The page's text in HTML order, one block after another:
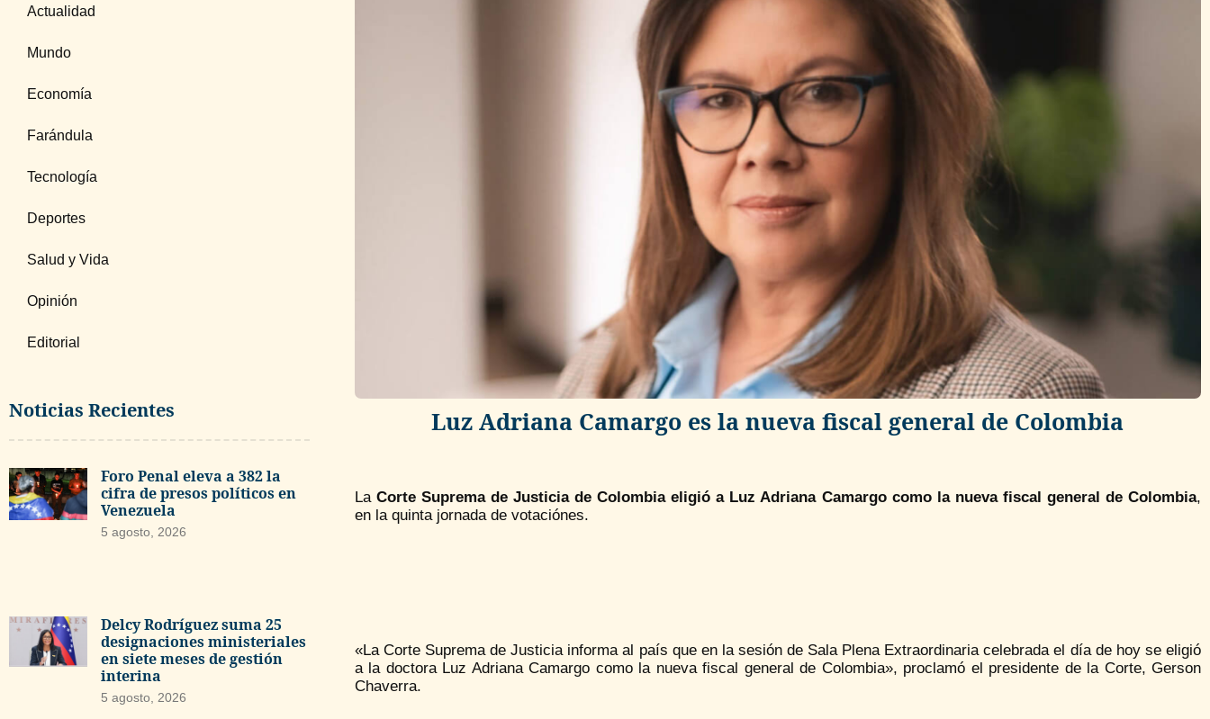
Actualidad
Mundo
Economía
Farándula
Tecnología
Deportes
Salud y Vida
Opinión
Editorial
Noticias Recientes
Foro Penal eleva a 382 la
cifra de presos políticos en
Venezuela
5 agosto, 2026
Delcy Rodríguez suma 25
designaciones ministeriales
en siete meses de gestión
interina
5 agosto, 2026
Luz Adriana Camargo es la nueva fiscal general de Colombia
LaCorte Suprema de Justicia de Colombia eligió a Luz Adriana Camargo como la nueva fiscal general de Colombia,
en la quinta jornada de votaciónes.
«La Corte Suprema de Justicia informa al país que en la sesión de Sala Plena Extraordinaria celebrada el día de hoy se eligió
a la doctora Luz Adriana Camargo como la nueva fiscal general de Colombia», proclamó el presidente de la Corte, Gerson
Chaverra.